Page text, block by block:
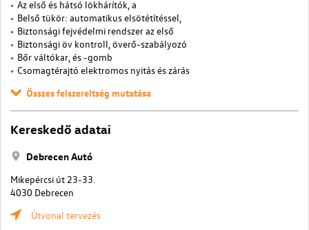
Az első és hátsó lökhárítók, a
Belső tükör: automatikus elsötétítéssel,
Biztonsági fejvédelmi rendszer az első
Biztonsági öv kontroll, överő-szabályozó
Bőr váltókar, és -gomb
Csomagtérajtó elektromos nyitás és zárás
Összes felszereltség mutatása
Kereskedő adatai
Debrecen Autó
Mikepércsi út 23-33.
4030 Debrecen
Útvonal tervezés